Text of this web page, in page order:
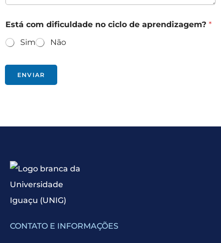
Está com dificuldade no ciclo de aprendizagem? *
Sim
Não
ENVIAR
CONTATO E INFORMAÇÕES